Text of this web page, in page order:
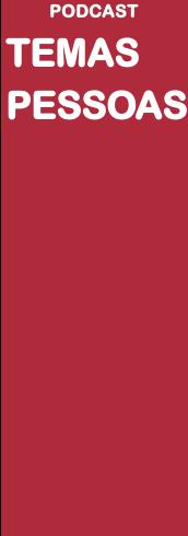
PODCAST
TEMAS
PESSOAS